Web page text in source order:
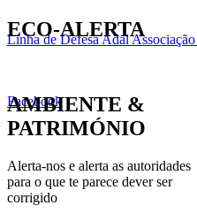
Linha de Defesa Adal
Facebook
ECO-ALERTA
AMBIENTE &
PATRIMÓNIO
Alerta-nos e alerta as autoridades
para o que te parece dever ser
corrigido